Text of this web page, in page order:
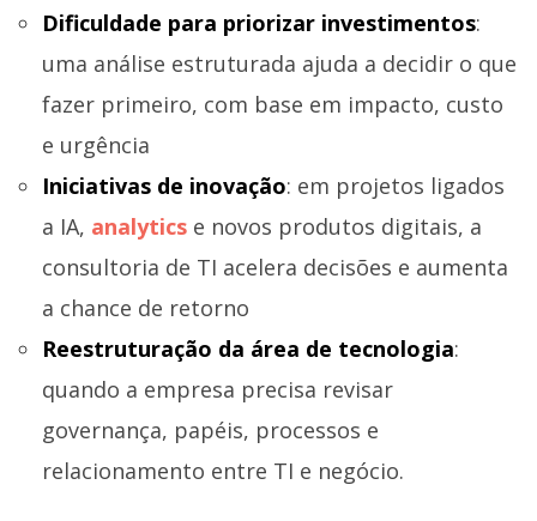
Dificuldade para priorizar investimentos:
uma análise estruturada ajuda a decidir o que
fazer primeiro, com base em impacto, custo
e urgência
Iniciativas de inovação: em projetos ligados
a IA, analytics e novos produtos digitais, a
consultoria de TI acelera decisões e aumenta
a chance de retorno
Reestruturação da área de tecnologia:
quando a empresa precisa revisar
governança, papéis, processos e
relacionamento entre TI e negócio.